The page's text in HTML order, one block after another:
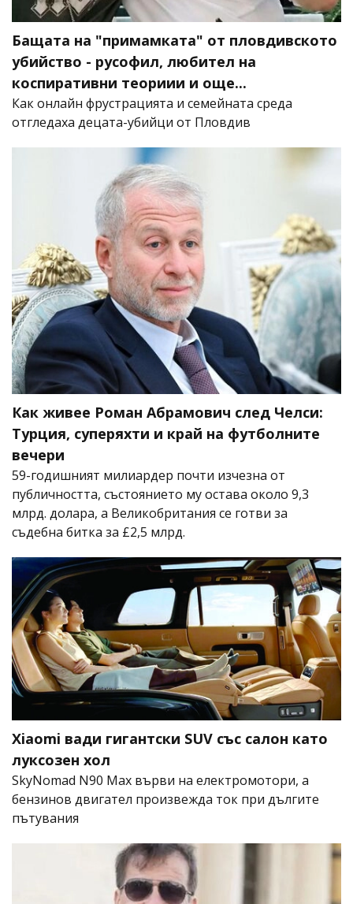
Бащата на "примамката" от пловдивското
убийство - русофил, любител на
коспиративни теориии и още...
Как онлайн фрустрацията и семейната среда
отгледаха децата-убийци от Пловдив
Как живее Роман Абрамович след Челси:
Турция, суперяхти и край на футболните
вечери
59-годишният милиардер почти изчезна от
публичността, състоянието му остава около 9,3
млрд. долара, а Великобритания се готви за
съдебна битка за £2,5 млрд.
Xiaomi вади гигантски SUV със салон като
луксозен хол
SkyNomad N90 Max върви на електромотори, а
бензинов двигател произвежда ток при дългите
пътувания